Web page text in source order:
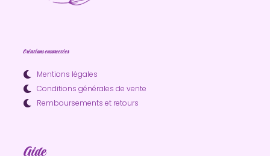
Créations ensorcelées
Mentions légales
Conditions générales de vente
Remboursements et retours